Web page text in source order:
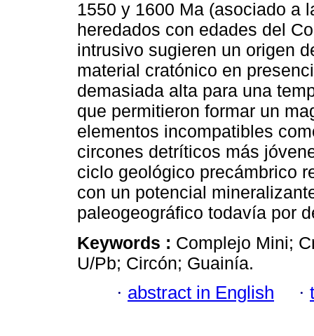
1550 y 1600 Ma (asociado a
heredados con edades del
intrusivo sugieren un origen
material cratónico en
demasiada alta para una
que permitieron formar un
elementos incompatibles
circones detríticos más
ciclo geológico precámbrico
con un potencial
paleogeográfico todavía por
Keywords : Complejo Mini;
U/Pb; Circón; Guainía.
· abstract in English ·